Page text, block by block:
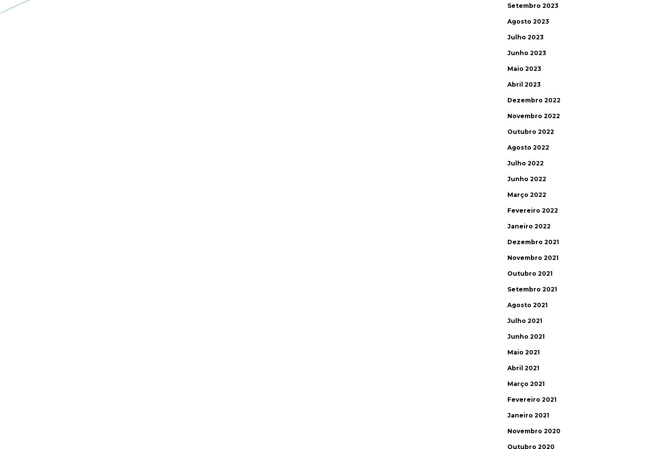
Setembro 2023
Agosto 2023
Julho 2023
Junho 2023
Maio 2023
Abril 2023
Dezembro 2022
Novembro 2022
Outubro 2022
Agosto 2022
Julho 2022
Junho 2022
Março 2022
Fevereiro 2022
Janeiro 2022
Dezembro 2021
Novembro 2021
Outubro 2021
Setembro 2021
Agosto 2021
Julho 2021
Junho 2021
Maio 2021
Abril 2021
Março 2021
Fevereiro 2021
Janeiro 2021
Novembro 2020
Outubro 2020